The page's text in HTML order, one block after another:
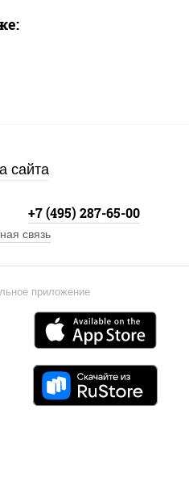
сайта
приложение
+7 (495) 287-65-00
связь